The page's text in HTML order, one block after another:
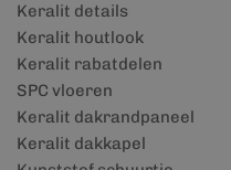
Keralit details
Keralit houtlook
Keralit rabatdelen
SPC vloeren
Keralit dakrandpaneel
Keralit dakkapel